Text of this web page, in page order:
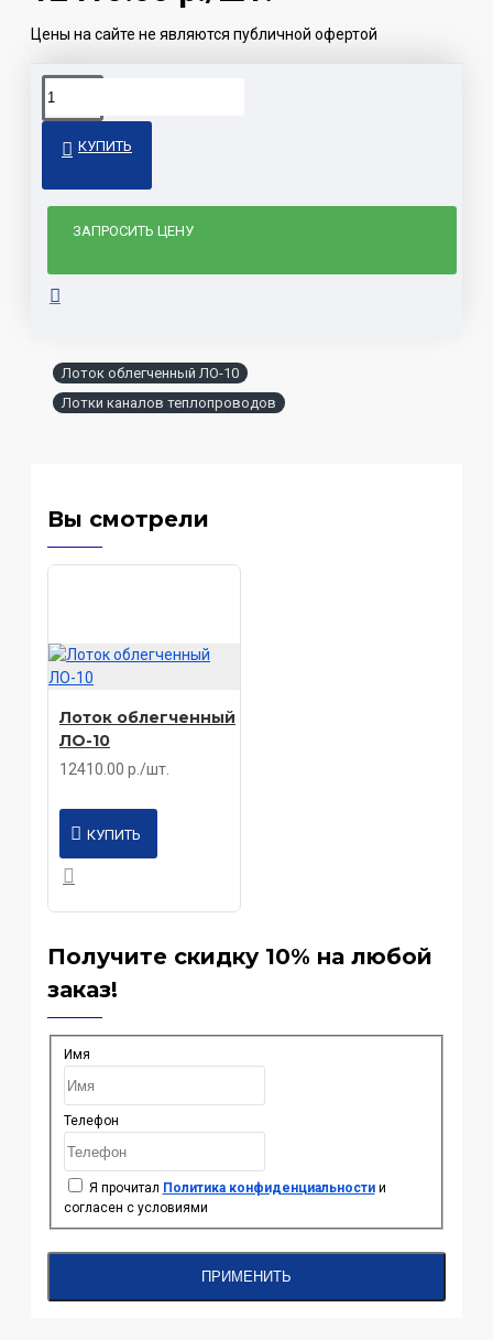
Цены на сайте не являются публичной офертой
КУПИТЬ
ЗАПРОСИТЬ ЦЕНУ
Лоток облегченный ЛО-10
Лотки каналов теплопроводов
Вы смотрели
Лоток облегченный
ЛО-10
12410.00 р./шт.
КУПИТЬ
Получите скидку 10% на любой
заказ!
Имя
Телефон
Я прочитал Политика конфиденциальностии
согласен с условиями
ПРИМЕНИТЬ